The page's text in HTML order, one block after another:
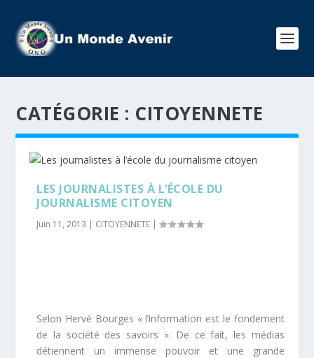
CATÉGORIE : CITOYENNETE
LES JOURNALISTES À L’ÉCOLE DU
JOURNALISME CITOYEN
Juin 11, 2013 | CITOYENNETE |
Selon Hervé Bourges « l’information est le fondement
de la société des savoirs ». De ce fait, les médias
détiennent un immense pouvoir et une grande